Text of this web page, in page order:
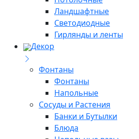
Ландшафтные
Светодиодные
Гирлянды и ленты
Декор
Фонтаны
Фонтаны
Напольные
Сосуды и Растения
Банки и Бутылки
Блюда